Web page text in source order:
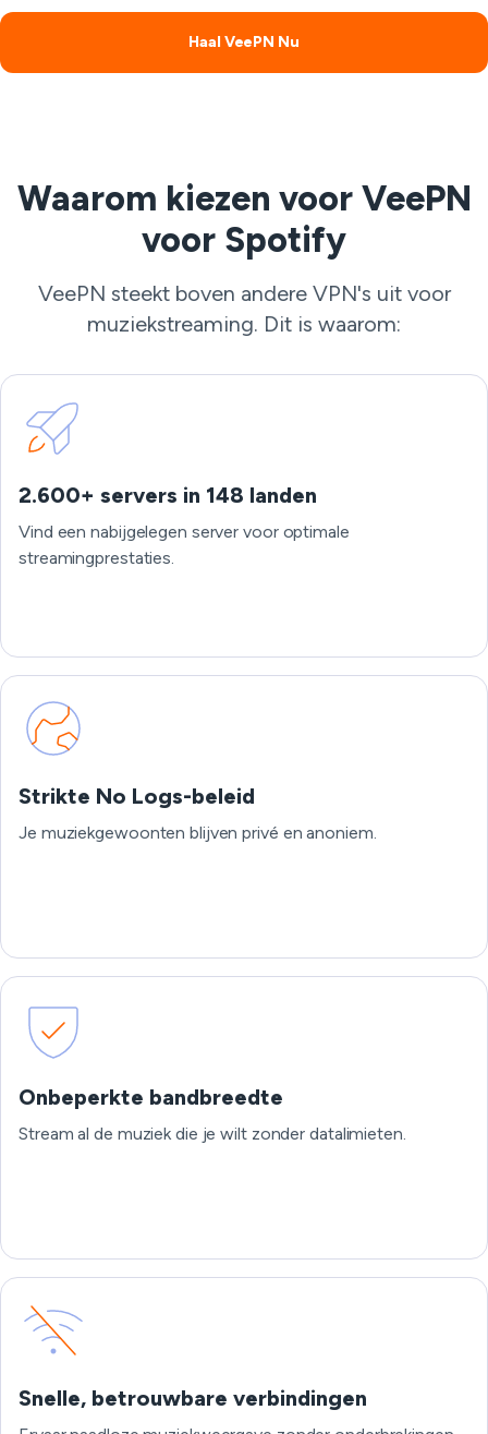
Haal VeePN Nu
Waarom kiezen voor VeePN
voor Spotify
VeePN steekt boven andere VPN's uit voor
muziekstreaming. Dit is waarom:
2.600+ servers in 148 landen
Vind een nabijgelegen server voor optimale
streamingprestaties.
Strikte No Logs-beleid
Je muziekgewoonten blijven privé en anoniem.
Onbeperkte bandbreedte
Stream al de muziek die je wilt zonder datalimieten.
Snelle, betrouwbare verbindingen